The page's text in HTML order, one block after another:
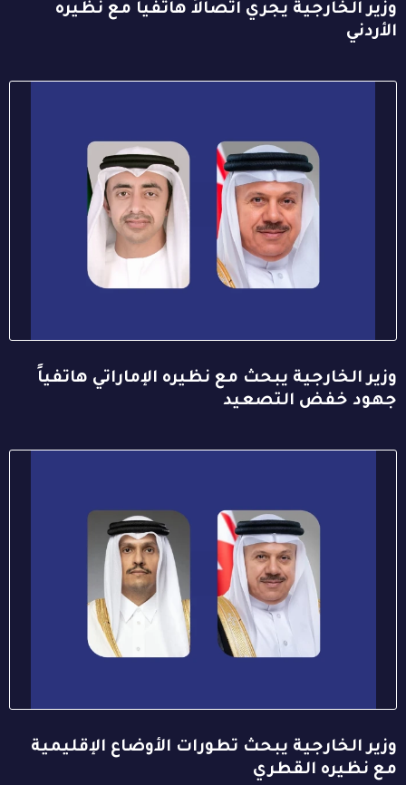
وزير الخارجية يجري اتصالاً هاتفياً مع نظيره
الأردني
وزير الخارجية يبحث مع نظيره الإماراتي هاتفياً
جهود خفض التصعيد
وزير الخارجية يبحث تطورات الأوضاع الإقليمية
مع نظيره القطري